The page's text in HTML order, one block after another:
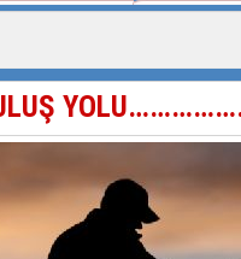
JİANG’İN TRABZON
SULTANI
BAŞKANI : TEMMUZ AYI,DOĞU